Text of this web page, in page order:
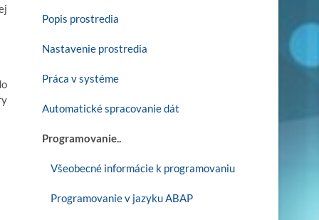
Popis prostredia
Nastavenie prostredia
Práca v systéme
Automatické spracovanie dát
Programovanie..
Všeobecné informácie k programovaniu
Programovanie v jazyku ABAP